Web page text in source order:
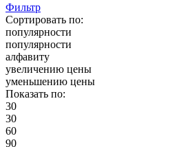
Фильтр
Сортировать по:
популярности
популярности
алфавиту
увеличению цены
уменьшению цены
Показать по:
30
30
60
90